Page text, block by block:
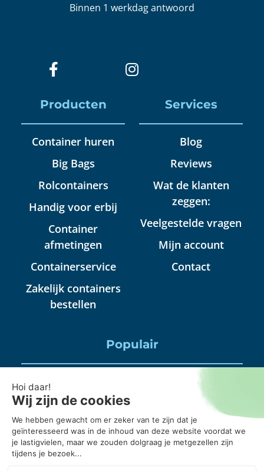
Binnen 1 werkdag antwoord
Producten
Container huren
Big Bags
Rolcontainers
Handig voor erbij
Container
afmetingen
Containerservice
Zakelijk containers
bestellen
Services
Blog
Reviews
Wat de klanten
zeggen:
Veelgestelde vragen
Mijn account
Contact
Populair
Huisraad container huren
Puinbak huren, mag daar alles in?
20 kuub container, wanneer gebruik je die?